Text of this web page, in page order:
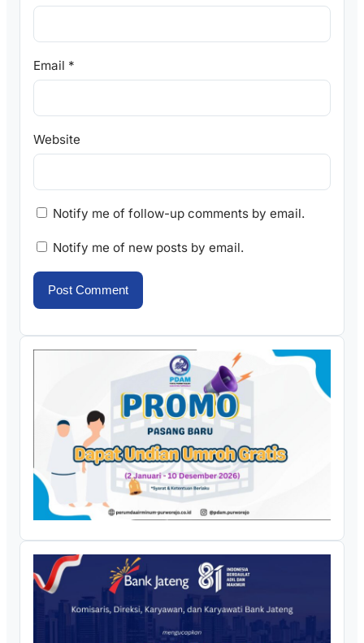
Email *
Website
Notify me of follow-up comments by email.
Notify me of new posts by email.